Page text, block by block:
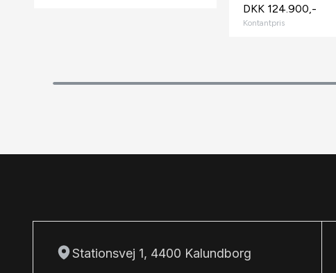
DKK 124.900,-
Kontantpris
Stationsvej 1, 4400 Kalundborg